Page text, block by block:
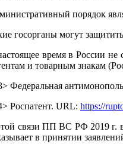
порядок
госорганы могут
время в России не
и товарным знакам
Федеральная
Роспатент. URL: https://
связи ПП ВС РФ 2019 г. в
в принятии